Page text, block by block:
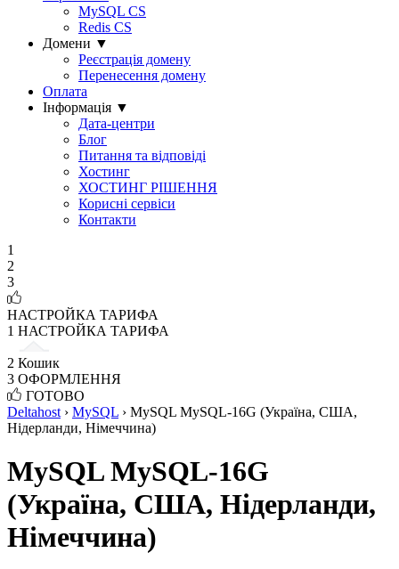
MySQL CS
Redis CS
Домени ▼
Реєстрація домену
Перенесення домену
Оплата
Інформація ▼
Дата-центри
Блог
Питання та відповіді
Хостинг
ХОСТИНГ РІШЕННЯ
Корисні сервіси
Контакти
1
2
3
НАСТРОЙКА ТАРИФА
1 НАСТРОЙКА ТАРИФА
2 Кошик
3 ОФОРМЛЕННЯ
ГОТОВО
Deltahost › MySQL › MySQL MySQL-16G (Україна, США,
Нідерланди, Німеччина)
MySQL MySQL-16G
(Україна, США, Нідерланди,
Німеччина)